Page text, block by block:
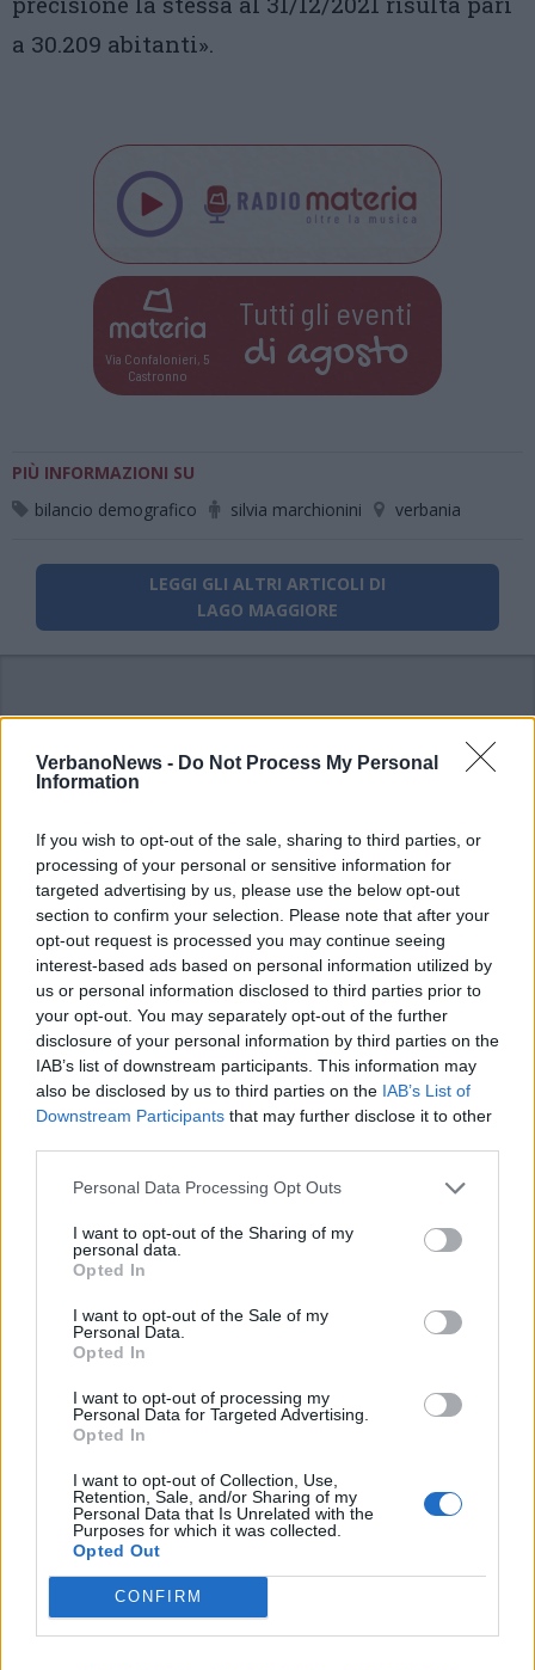
VerbanoNews - Do Not Process My Personal
Information
If you wish to opt-out of the sale, sharing to third parties, or
processing of your personal or sensitive information for
targeted advertising by us, please use the below opt-out
section to confirm your selection. Please note that after your
opt-out request is processed you may continue seeing
interest-based ads based on personal information utilized by
us or personal information disclosed to third parties prior to
your opt-out. You may separately opt-out of the further
disclosure of your personal information by third parties on the
IAB’s list of downstream participants. This information may
also be disclosed by us to third parties on the IAB’s List of
Downstream Participants that may further disclose it to other
Personal Data Processing Opt Outs
I want to opt-out of the Sharing of my
personal data.
Opted In
I want to opt-out of the Sale of my
Personal Data.
Opted In
I want to opt-out of processing my
Personal Data for Targeted Advertising.
Opted In
I want to opt-out of Collection, Use,
Retention, Sale, and/or Sharing of my
Personal Data that Is Unrelated with the
Purposes for which it was collected.
Opted Out
CONFIRM
a 30.209 abitanti».
Via Confalonieri, 5
Castronno
Tutti gli eventi
di agosto
PIÙ INFORMAZIONI SU
bilancio demografico
silvia marchionini verbania
LEGGI GLI ALTRI ARTICOLI DI
LAGO MAGGIORE
ALTRE NOTIZIE DI VERBANIA